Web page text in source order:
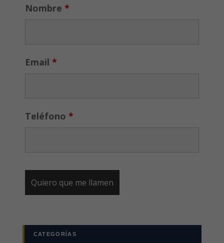
Nombre *
Email *
Teléfono *
CATEGORÍAS